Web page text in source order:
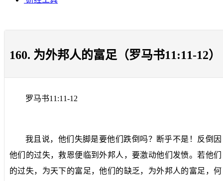
160. 为外邦人的富足（罗马书11:11-12）
罗马书11:11-12
我且说，他们失脚是要他们跌倒吗？断乎不是！反倒因
他们的过失，救恩便临到外邦人，要激动他们发愤。若他们
的过失，为天下的富足，他们的缺乏，为外邦人的富足，何